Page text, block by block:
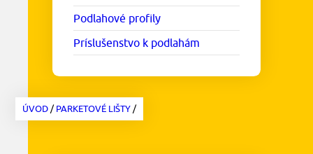
Podlahové profily
Príslušenstvo k podlahám
ÚVOD/PARKETOVÉ LIŠTY/